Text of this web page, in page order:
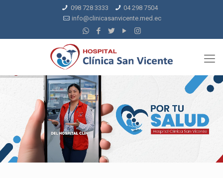
098 728 3333
04 298 7504
info@clinicasanvicente.med.ec